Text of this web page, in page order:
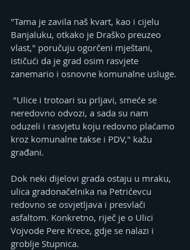
"Tama je zavila naš kvart, kao i cijelu
Banjaluku, otkako je Draško preuzeo
vlast," poručuju ogorčeni mještani,
ističući da je grad osim rasvjete
zanemario i osnovne komunalne usluge.
neredovno odvozi, a sada su nam
oduzeli i rasvjetu koju redovno plaćamo
kroz komunalne takse i PDV," kažu
građani.
Dok neki dijelovi grada ostaju u mraku,
ulica gradonačelnika na Petrićevcu
redovno se osvjetljava i presvlači
asfaltom. Konkretno, riječ je o Ulici
Vojvode Pere Krece, gdje se nalazi i
groblje Stupnica.